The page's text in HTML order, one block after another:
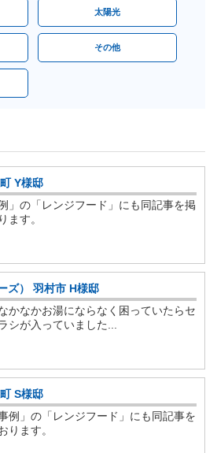
太陽光
その他
Y様邸
」の「レンジフード」にも同記事を掲
ます。
ズ） 羽村市 H様邸
かなかお湯にならなく困っていたらセ
シが入っていました...
S様邸
例」の「レンジフード」にも同記事を
ります。